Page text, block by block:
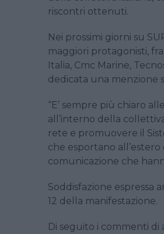
riscontri ottenuti.
Nei prossimi giorni su
maggiori protagonisti,
Italia, Cmc Marine,
dedicata una menzione
“E’ sempre più chiaro
all’interno della
rete e promuovere il
che esportano
comunicazione che
Soddisfazione espressa
12 della manifestazione.
Di seguito i commenti